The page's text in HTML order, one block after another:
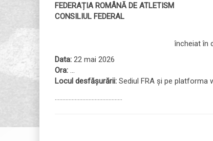
FEDERAȚIA ROMÂNĂ DE ATLETISM
CONSILIUL FEDERAL
încheiat în
Data: 22 mai 2026
Ora: ...
Locul desfășurării: Sediul FRA și pe platforma